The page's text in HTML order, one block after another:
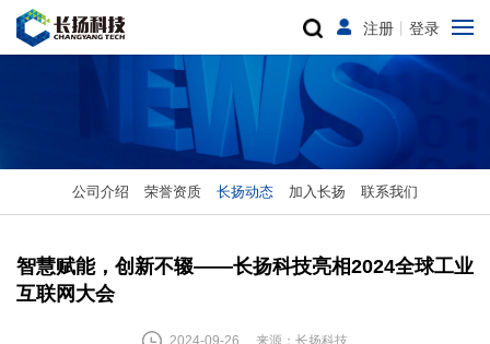
注册 丨登录
公司介绍 荣誉资质 长扬动态 加入长扬 联系我们
智慧赋能，创新不辍——长扬科技亮相2024全球工业
互联网大会
2024-09-26 来源：长扬科技